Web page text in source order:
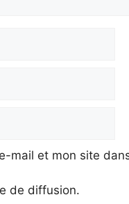
mail et mon site
de diffusion.